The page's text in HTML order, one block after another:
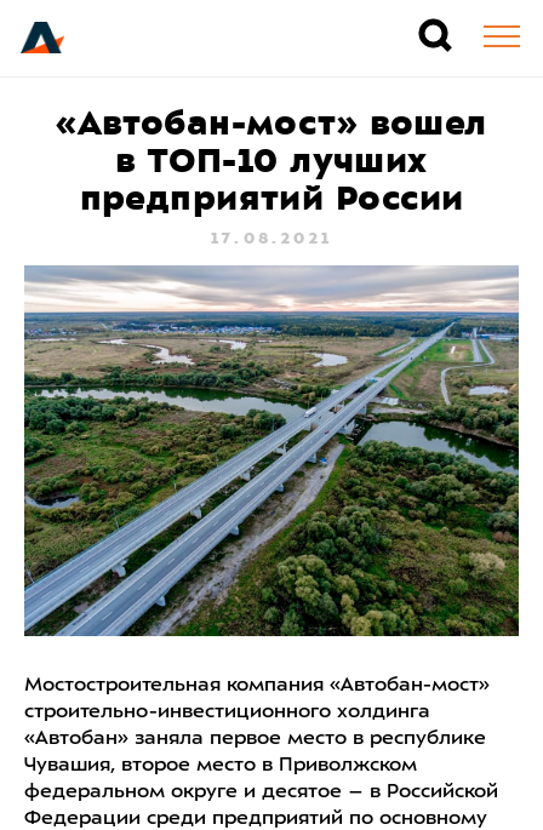
«Автобан-мост» вошел
в ТОП-10 лучших
предприятий России
17.08.2021
Мостостроительная компания «Автобан-мост»
строительно-инвестиционного холдинга
«Автобан» заняла первое место в республике
Чувашия, второе место в Приволжском
федеральном округе и десятое – в Российской
Федерации среди предприятий по основному